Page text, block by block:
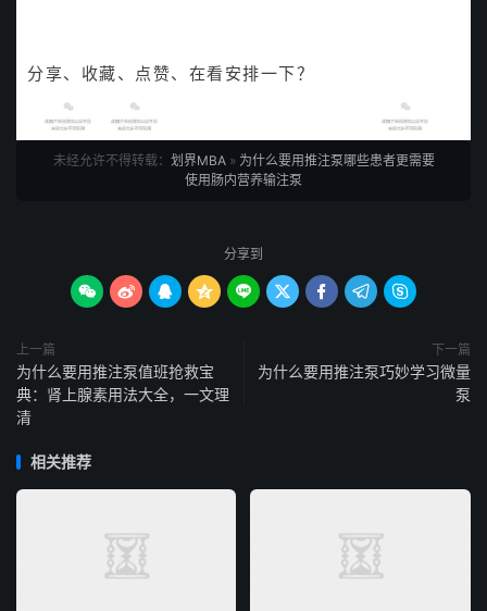
[9]Shang E, Griger N, Sturm JW, et al. Pump-assisted enteral
endoscopic gastrostomy patients [J]. JPEN, 2004, 28(3) :180-183
[10]Shang E, Griger N, Sturm JW, et ai. Pump-assisted versus
[11]Dwolatzky T, Berezovski S, Friedmann R, et al.: A prospective
endoscopic gastrostomy tubes for long-term enteral feeding in
older people [J]. Clin Nutr, 2001; 20(6):
［12］严莹，刘汉，倪海滨•输液泵滴注肠内营养液在重度脑挫
［13］吕厦，输液泵恒温下持续喂养对减少危重惠者肠内营养
并发症的探讨：［J］，现代护理，2005, I1（24）：2106-
分享、收藏、点赞、在看安排一下？
未经允许不得转载： 划界MBA» 为什么要用推注泵哪些患者更需要
使用肠内营养输注泵
分享到
        
上一篇
为什么要用推注泵值班抢救宝
典：肾上腺素用法大全，一文理
清
下一篇
为什么要用推注泵巧妙学习微量
泵
相关推荐